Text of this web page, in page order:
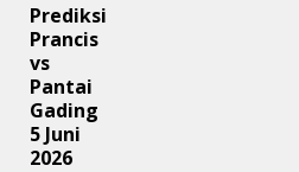
Prediksi
Prancis
vs
Pantai
Gading
5 Juni
2026